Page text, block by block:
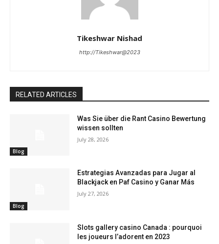
Tikeshwar Nishad
http://Tikeshwar@2023
RELATED ARTICLES
Blog
Was Sie über die Rant Casino Bewertung
wissen sollten
July 28, 2026
Blog
Estrategias Avanzadas para Jugar al
Blackjack en Paf Casino y Ganar Más
July 27, 2026
Slots gallery casino Canada : pourquoi
les joueurs l’adorent en 2023